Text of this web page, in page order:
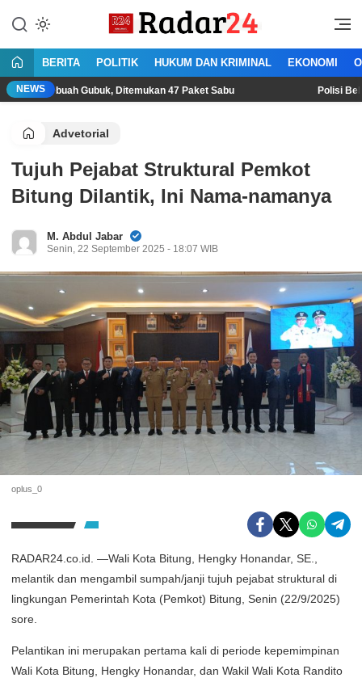
konten
Radar24.co.id
Jujur Lantang Bersuara
BERITA POLITIK HUKUM DAN KRIMINAL EKONOMI
NEWS
Gubuk, Ditemukan 47 Paket Sabu Polisi Bekuk Begal
Advetorial
Tujuh Pejabat Struktural Pemkot
Bitung Dilantik, Ini Nama-namanya
M. Abdul Jabar
Senin, 22 September 2025 - 18:07 WIB
oplus_0
RADAR24.co.id. —Wali Kota Bitung, Hengky Honandar, SE.,
melantik dan mengambil sumpah/janji tujuh pejabat struktural di
lingkungan Pemerintah Kota (Pemkot) Bitung, Senin (22/9/2025)
sore.
Pelantikan ini merupakan pertama kali di periode kepemimpinan
Wali Kota Bitung, Hengky Honandar, dan Wakil Wali Kota Randito